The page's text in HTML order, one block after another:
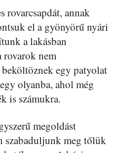
rovarcsapdát, annak
el a gyönyörű nyári
a lakásban
rovarok nem
egy patyolat
olyanba, ahol még
is számukra.
megoldást
szabaduljunk meg tőlük